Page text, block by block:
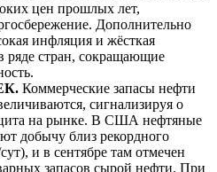
цен прошлых лет,
Дополнительно
инфляция и жёсткая
ряде стран, сокращающие
Коммерческие запасы нефти
сигнализируя о
на рынке. В США нефтяные
добычу близ рекордного
и в сентябре там отмечен
запасов сырой нефти. При